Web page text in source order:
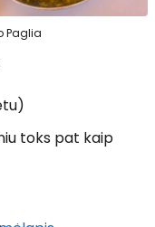
Paglia
toks pat kaip